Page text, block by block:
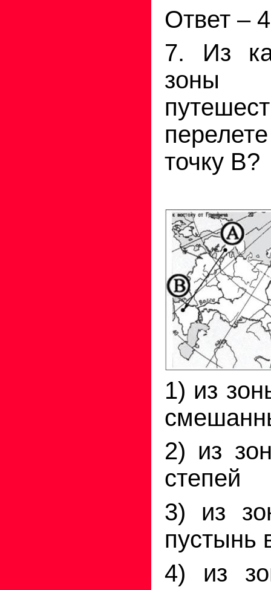
Ответ –
7. Из
зоны
точку В?
1) из
2) из
степей
3) из
пустынь
4) из